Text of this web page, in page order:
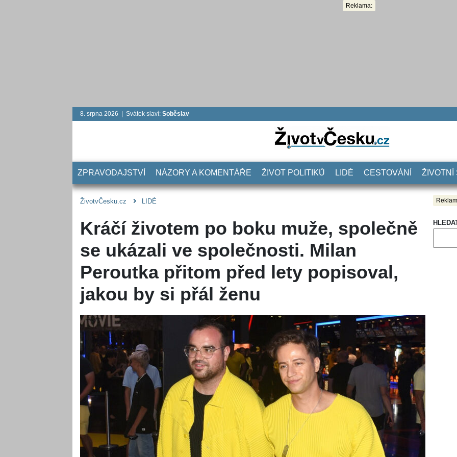
Reklama:
8. srpna 2026 | Svátek slaví: Soběslav
ZPRAVODAJSTVÍ NÁZORY A KOMENTÁŘE ŽIVOT POLITIKŮ LIDÉ CESTOVÁNÍ ŽIVOTNÍ
ŽivotvČesku.cz LIDÉ
Kráčí životem po boku muže, společně
se ukázali ve společnosti. Milan
Peroutka přitom před lety popisoval,
jakou by si přál ženu